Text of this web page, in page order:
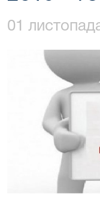
01